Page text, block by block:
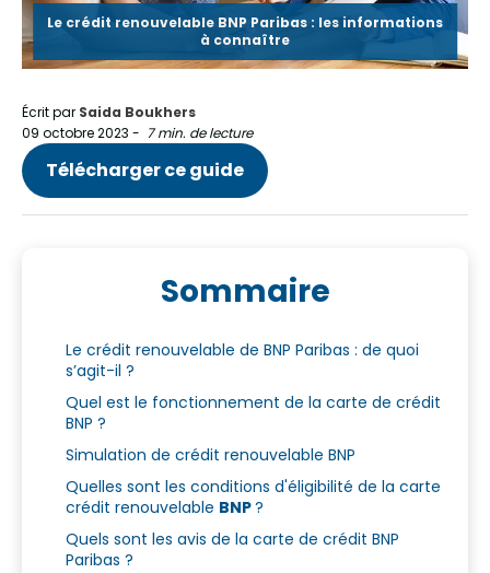
Le crédit renouvelable BNP Paribas : les informations
à connaître
Écrit par Saida Boukhers
09 octobre 2023 - 7 min. de lecture
Télécharger ce guide
Sommaire
Le crédit renouvelable de BNP Paribas : de quoi
s’agit-il ?
Quel est le fonctionnement de la carte de crédit
BNP ?
Simulation de crédit renouvelable BNP
Quelles sont les conditions d'éligibilité de la carte
crédit renouvelable BNP?
Quels sont les avis de la carte de crédit BNP
Paribas ?